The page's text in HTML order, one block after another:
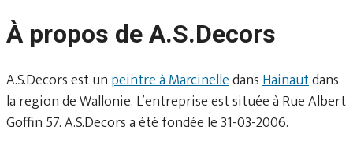
À propos de A.S.Decors
A.S.Decors est un peintre à MarcinelledansHainautdans
la region de Wallonie. L’entreprise est située à Rue Albert
Goffin 57. A.S.Decors a été fondée le 31-03-2006.